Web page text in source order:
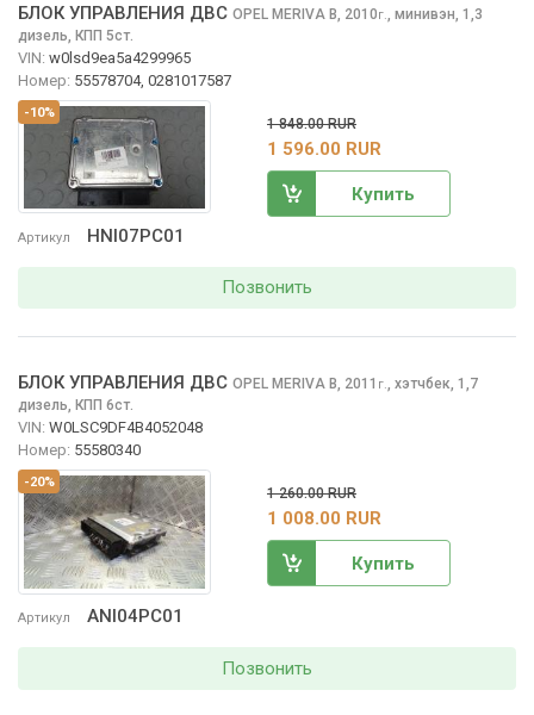
-10%
Артикул HNI07PC01
БЛОК УПРАВЛЕНИЯ ДВС OPEL MERIVA B, 2010г.
минивэн, 1,3
дизель, КПП 5ст.
VIN: w0lsd9ea5a4299965
Номер: 55578704, 0281017587
1 848.00 RUR
1 596.00 RUR
Купить
Позвонить
-20%
Артикул ANI04PC01
БЛОК УПРАВЛЕНИЯ ДВС OPEL MERIVA B, 2011 г.
хэтчбек, 1,7
дизель, КПП 6ст.
VIN: W0LSC9DF4B4052048
Номер: 55580340
1 260.00 RUR
1 008.00 RUR
Купить
Позвонить